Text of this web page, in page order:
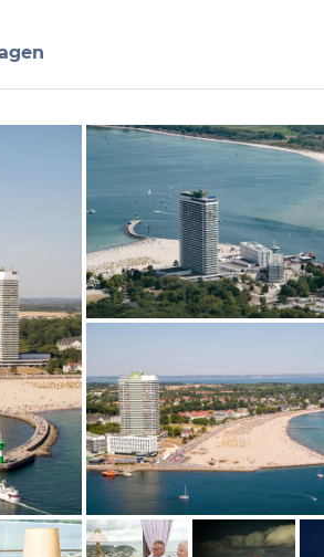
vom Hotelier, Dezember 2018